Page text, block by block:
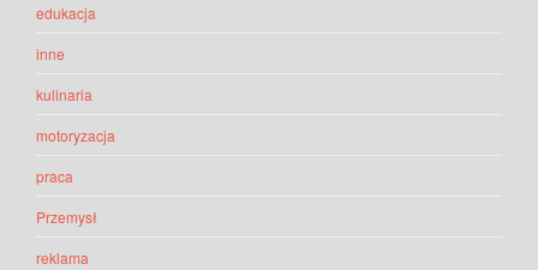
edukacja
inne
kulinaria
motoryzacja
praca
Przemysł
reklama